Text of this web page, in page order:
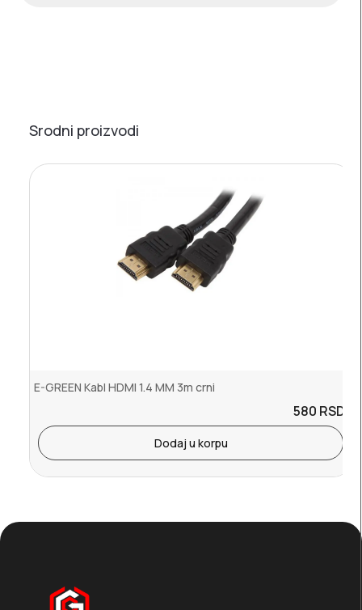
Srodni proizvodi
E-GREEN Kabl HDMI 1.4 MM 3m crni
580 RSD.
Dodaj u korpu